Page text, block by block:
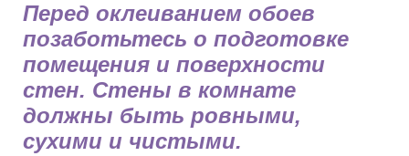
Перед оклеиванием обоев
позаботьтесь о подготовке
помещения и поверхности
стен. Стены в комнате
должны быть ровными,
сухими и чистыми.